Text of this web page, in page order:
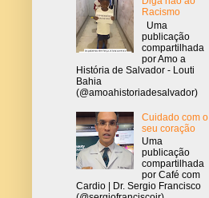
Racismo
Uma
publicação
compartilhada
por Amo a
História de Salvador - Louti
Bahia
(@amoahistoriadesalvador)
Cuidado com o
seu coração
Uma
publicação
compartilhada
por Café com
Cardio | Dr. Sergio Francisco